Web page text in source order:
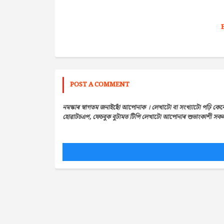
POST A COMMENT
নমস্কাৰ স্বাগতম জনাইছোঁ আপোনাক । লেখাটো বা সংখ্যাটো পঢ়ি
হোৱাটচএপ, ফেচবুক বুটামত টিপি লেখাটো আপোনাৰ শুভাংকাশী